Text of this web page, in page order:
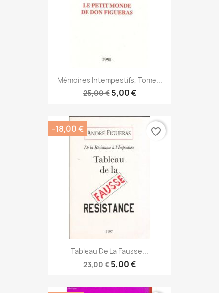
Mémoires Intempestifs, Tome...
25,00 € 5,00 €
Tableau De La Fausse...
23,00 € 5,00 €
-18,00 € favorite_border